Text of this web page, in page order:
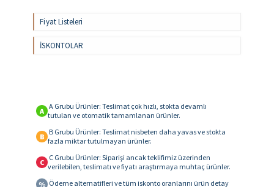
Fiyat Listeleri
İSKONTOLAR
A A Grubu Ürünler: Teslimat çok hızlı, stokta devamlı
tutulan ve otomatik tamamlanan ürünler.
B B Grubu Ürünler: Teslimat nisbeten daha yavas ve stokta
fazla miktar tutulmayan ürünler.
C C Grubu Ürünler: Siparişi ancak teklifimiz üzerinden
verilebilen, teslimatı ve fiyatı araştırmaya muhtaç ürünler.
% Ödeme alternatifleri ve tüm iskonto oranlarını ürün detay